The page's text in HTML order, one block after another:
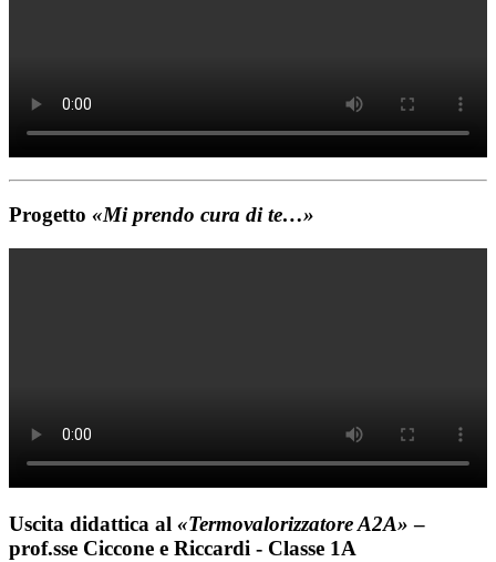
Progetto «Mi prendo cura di te…»
Uscita didattica al «Termovalorizzatore A2A» –
prof.sse Ciccone e Riccardi - Classe 1A